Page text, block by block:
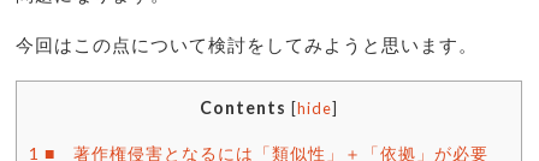
今回はこの点について検討をしてみようと思います。
Contents [hide]
1 ■ 著作権侵害となるには「類似性」＋「依拠」が必要